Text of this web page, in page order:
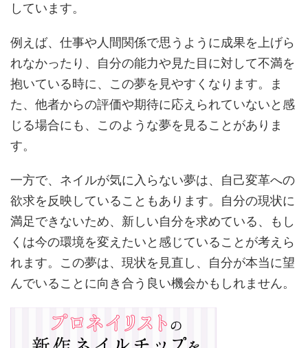
しています。
例えば、仕事や人間関係で思うように成果を上げら
れなかったり、自分の能力や見た目に対して不満を
抱いている時に、この夢を見やすくなります。ま
た、他者からの評価や期待に応えられていないと感
じる場合にも、このような夢を見ることがありま
す。
一方で、ネイルが気に入らない夢は、自己変革への
欲求を反映していることもあります。自分の現状に
満足できないため、新しい自分を求めている、もし
くは今の環境を変えたいと感じていることが考えら
れます。この夢は、現状を見直し、自分が本当に望
んでいることに向き合う良い機会かもしれません。